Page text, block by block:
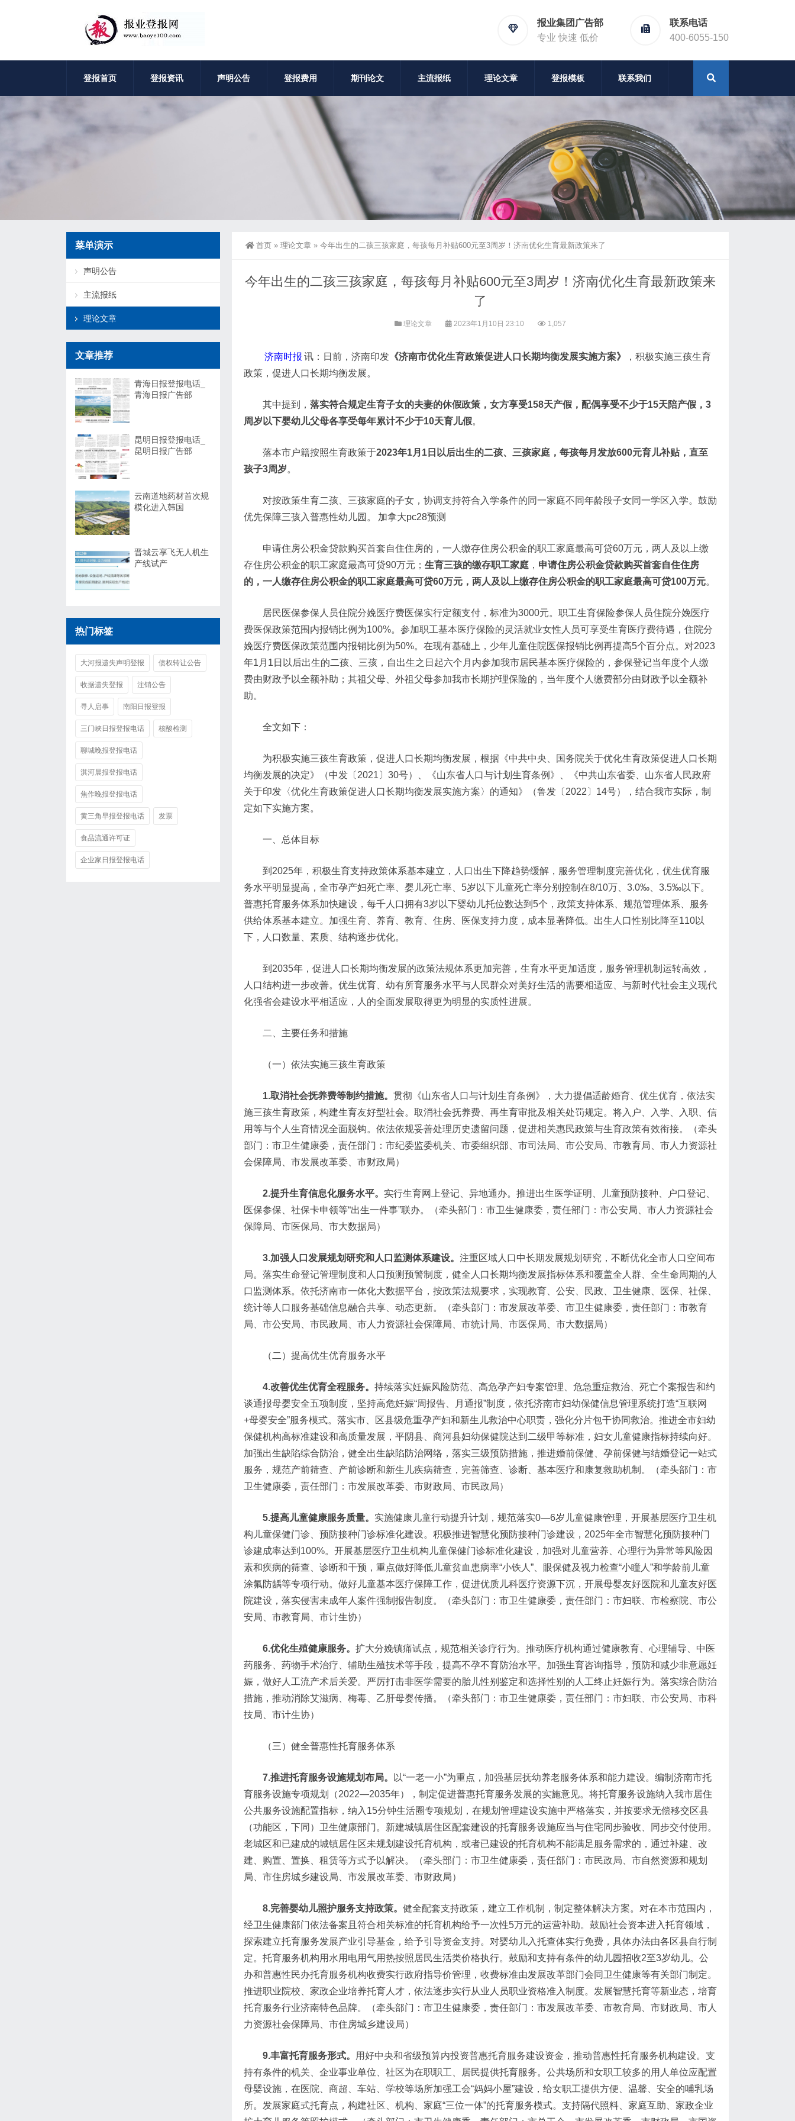
报业集团广告部
专业 快速 低价
联系电话
400-6055-150
登报首页 登报资讯 声明公告 登报费用 期刊论文 主流报纸 理论文章 登报模板 联系我们
首页 » 理论文章 » 今年出生的二孩三孩家庭，每孩每月补贴600元至3周岁！济南优化生育最新政策来了
今年出生的二孩三孩家庭，每孩每月补贴600元至3周岁！济南优化生育最新政策来
了
理论文章 2023年1月10日 23:10 1,057
济南时报 讯：日前，济南印发 《济南市优化生育政策促进人口长期均衡发展实施方案》
，积极实施三孩生育
政策，促进人口长期均衡发展。
其中提到， 落实符合规定生育子女的夫妻的休假政策，女方享受158天产假，配偶享受不少于15天陪产假，3
周岁以下婴幼儿父母各享受每年累计不少于10天育儿假。
落本市户籍按照生育政策于2023年1月1日以后出生的二孩、三孩家庭，每孩每月发放600元育儿补贴，直至
孩子3周岁。
对按政策生育二孩、三孩家庭的子女，协调支持符合入学条件的同一家庭不同年龄段子女同一学区入学。鼓励
优先保障三孩入普惠性幼儿园。
加拿大pc28预测
申请住房公积金贷款购买首套自住住房的，一人缴存住房公积金的职工家庭最高可贷60万元，两人及以上缴
存住房公积金的职工家庭最高可贷90万元； 生育三孩的缴存职工家庭 ， 申请住房公积金贷款购买首套自住住房
的，一人缴存住房公积金的职工家庭最高可贷60万元，两人及以上缴存住房公积金的职工家庭最高可贷100万元。
居民医保参保人员住院分娩医疗费医保实行定额支付，标准为3000元。职工生育保险参保人员住院分娩医疗
费医保政策范围内报销比例为100%。参加职工基本医疗保险的灵活就业女性人员可享受生育医疗费待遇，住院分
娩医疗费医保政策范围内报销比例为50%。在现有基础上，少年儿童住院医保报销比例再提高5个百分点。对2023
年1月1日以后出生的二孩、三孩，自出生之日起六个月内参加我市居民基本医疗保险的，参保登记当年度个人缴
费由财政予以全额补助；其祖父母、外祖父母参加我市长期护理保险的，当年度个人缴费部分由财政予以全额补
助。
全文如下：
为积极实施三孩生育政策，促进人口长期均衡发展，根据《中共中央、国务院关于优化生育政策促进人口长期
均衡发展的决定》（中发〔2021〕30号）、《山东省人口与计划生育条例》、《中共山东省委、山东省人民政府
关于印发〈优化生育政策促进人口长期均衡发展实施方案〉的通知》（鲁发〔2022〕14号），结合我市实际，制
定如下实施方案。
一、总体目标
到2025年，积极生育支持政策体系基本建立，人口出生下降趋势缓解，服务管理制度完善优化，优生优育服
务水平明显提高，全市孕产妇死亡率、婴儿死亡率、5岁以下儿童死亡率分别控制在8/10万、3.0‰、3.5‰以下。
普惠托育服务体系加快建设，每千人口拥有3岁以下婴幼儿托位数达到5个，政策支持体系、规范管理体系、服务
供给体系基本建立。加强生育、养育、教育、住房、医保支持力度，成本显著降低。出生人口性别比降至110以
下，人口数量、素质、结构逐步优化。
到2035年，促进人口长期均衡发展的政策法规体系更加完善，生育水平更加适度，服务管理机制运转高效，
人口结构进一步改善。优生优育、幼有所育服务水平与人民群众对美好生活的需要相适应、与新时代社会主义现代
化强省会建设水平相适应，人的全面发展取得更为明显的实质性进展。
二、主要任务和措施
（一）依法实施三孩生育政策
1.取消社会抚养费等制约措施。 贯彻《山东省人口与计划生育条例》，大力提倡适龄婚育、优生优育，依法实
施三孩生育政策，构建生育友好型社会。取消社会抚养费、再生育审批及相关处罚规定。将入户、入学、入职、信
用等与个人生育情况全面脱钩。依法依规妥善处理历史遗留问题，促进相关惠民政策与生育政策有效衔接。（牵头
部门：市卫生健康委，责任部门：市纪委监委机关、市委组织部、市司法局、市公安局、市教育局、市人力资源社
会保障局、市发展改革委、市财政局）
2.提升生育信息化服务水平。 实行生育网上登记、异地通办。推进出生医学证明、儿童预防接种、户口登记、
医保参保、社保卡申领等“出生一件事”联办。（牵头部门：市卫生健康委，责任部门：市公安局、市人力资源社会
保障局、市医保局、市大数据局）
3.加强人口发展规划研究和人口监测体系建设。 注重区域人口中长期发展规划研究，不断优化全市人口空间布
局。落实生命登记管理制度和人口预测预警制度，健全人口长期均衡发展指标体系和覆盖全人群、全生命周期的人
口监测体系。依托济南市一体化大数据平台，按政策法规要求，实现教育、公安、民政、卫生健康、医保、社保、
统计等人口服务基础信息融合共享、动态更新。（牵头部门：市发展改革委、市卫生健康委，责任部门：市教育
局、市公安局、市民政局、市人力资源社会保障局、市统计局、市医保局、市大数据局）
（二）提高优生优育服务水平
4.改善优生优育全程服务。 持续落实妊娠风险防范、高危孕产妇专案管理、危急重症救治、死亡个案报告和约
谈通报母婴安全五项制度，坚持高危妊娠“周报告、月通报”制度，依托济南市妇幼保健信息管理系统打造“互联网
+母婴安全”服务模式。落实市、区县级危重孕产妇和新生儿救治中心职责，强化分片包干协同救治。推进全市妇幼
保健机构高标准建设和高质量发展，平阴县、商河县妇幼保健院达到二级甲等标准，妇女儿童健康指标持续向好。
加强出生缺陷综合防治，健全出生缺陷防治网络，落实三级预防措施，推进婚前保健、孕前保健与结婚登记一站式
服务，规范产前筛查、产前诊断和新生儿疾病筛查，完善筛查、诊断、基本医疗和康复救助机制。（牵头部门：市
卫生健康委，责任部门：市发展改革委、市财政局、市民政局）
5.提高儿童健康服务质量。 实施健康儿童行动提升计划，规范落实0—6岁儿童健康管理，开展基层医疗卫生机
构儿童保健门诊、预防接种门诊标准化建设。积极推进智慧化预防接种门诊建设，2025年全市智慧化预防接种门
诊建成率达到100%。开展基层医疗卫生机构儿童保健门诊标准化建设，加强对儿童营养、心理行为异常等风险因
素和疾病的筛查、诊断和干预，重点做好降低儿童贫血患病率“小铁人”、眼保健及视力检查“小瞳人”和学龄前儿童
涂氟防龋等专项行动。做好儿童基本医疗保障工作，促进优质儿科医疗资源下沉，开展母婴友好医院和儿童友好医
院建设，落实侵害未成年人案件强制报告制度。（牵头部门：市卫生健康委，责任部门：市妇联、市检察院、市公
安局、市教育局、市计生协）
6.优化生殖健康服务。 扩大分娩镇痛试点，规范相关诊疗行为。推动医疗机构通过健康教育、心理辅导、中医
药服务、药物手术治疗、辅助生殖技术等手段，提高不孕不育防治水平。加强生育咨询指导，预防和减少非意愿妊
娠，做好人工流产术后关爱。严厉打击非医学需要的胎儿性别鉴定和选择性别的人工终止妊娠行为。落实综合防治
措施，推动消除艾滋病、梅毒、乙肝母婴传播。（牵头部门：市卫生健康委，责任部门：市妇联、市公安局、市科
技局、市计生协）
（三）健全普惠性托育服务体系
7.推进托育服务设施规划布局。
以“一老一小”为重点，加强基层抚幼养老服务体系和能力建设。编制济南市托
育服务设施专项规划（2022—2035年），制定促进普惠托育服务发展的实施意见。将托育服务设施纳入我市居住
公共服务设施配置指标，纳入15分钟生活圈专项规划，在规划管理建设实施中严格落实，并按要求无偿移交区县
（功能区，下同）卫生健康部门。新建城镇居住区配套建设的托育服务设施应当与住宅同步验收、同步交付使用。
老城区和已建成的城镇居住区未规划建设托育机构，或者已建设的托育机构不能满足服务需求的，通过补建、改
建、购置、置换、租赁等方式予以解决。（牵头部门：市卫生健康委，责任部门：市民政局、市自然资源和规划
局、市住房城乡建设局、市发展改革委、市财政局）
8.完善婴幼儿照护服务支持政策。 健全配套支持政策，建立工作机制，制定整体解决方案。对在本市范围内，
经卫生健康部门依法备案且符合相关标准的托育机构给予一次性5万元的运营补助。鼓励社会资本进入托育领域，
探索建立托育服务发展产业引导基金，给予引导资金支持。对婴幼儿入托查体实行免费，具体办法由各区县自行制
定。托育服务机构用水用电用气用热按照居民生活类价格执行。鼓励和支持有条件的幼儿园招收2至3岁幼儿。公
办和普惠性民办托育服务机构收费实行政府指导价管理，收费标准由发展改革部门会同卫生健康等有关部门制定。
推进职业院校、家政企业培养托育人才，依法逐步实行从业人员职业资格准入制度。发展智慧托育等新业态，培育
托育服务行业济南特色品牌。（牵头部门：市卫生健康委，责任部门：市发展改革委、市教育局、市财政局、市人
力资源社会保障局、市住房城乡建设局）
9.丰富托育服务形式。
用好中央和省级预算内投资普惠托育服务建设资金，推动普惠性托育服务机构建设。支
持有条件的机关、企业事业单位、社区为在职职工、居民提供托育服务。公共场所和女职工较多的用人单位应配置
母婴设施，在医院、商超、车站、学校等场所加强工会“妈妈小屋”建设，给女职工提供方便、温馨、安全的哺乳场
所。发展家庭式托育点，构建社区、机构、家庭“三位一体”的托育服务模式。支持隔代照料、家庭互助、家政企业
菜单演示
声明公告
主流报纸
理论文章
文章推荐
青海日报登报电话_
青海日报广告部
昆明日报登报电话_
昆明日报广告部
云南道地药材首次规
模化进入韩国
晋城云享飞无人机生
产线试产
热门标签
大河报遗失声明登报 债权转让公告
收据遗失登报 注销公告
寻人启事 南阳日报登报
三门峡日报登报电话 核酸检测
聊城晚报登报电话
淇河晨报登报电话
焦作晚报登报电话
黄三角早报登报电话 发票
食品流通许可证
企业家日报登报电话